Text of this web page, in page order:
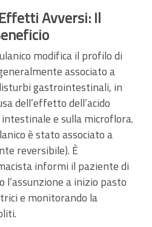
Avversi: Il
modifica il profilo di
associato a
gastrointestinali, in
dell’effetto dell’acido
e sulla microflora.
è stato associato a
reversibile). È
informi il paziente di
l’assunzione a inizio pasto
e monitorando la